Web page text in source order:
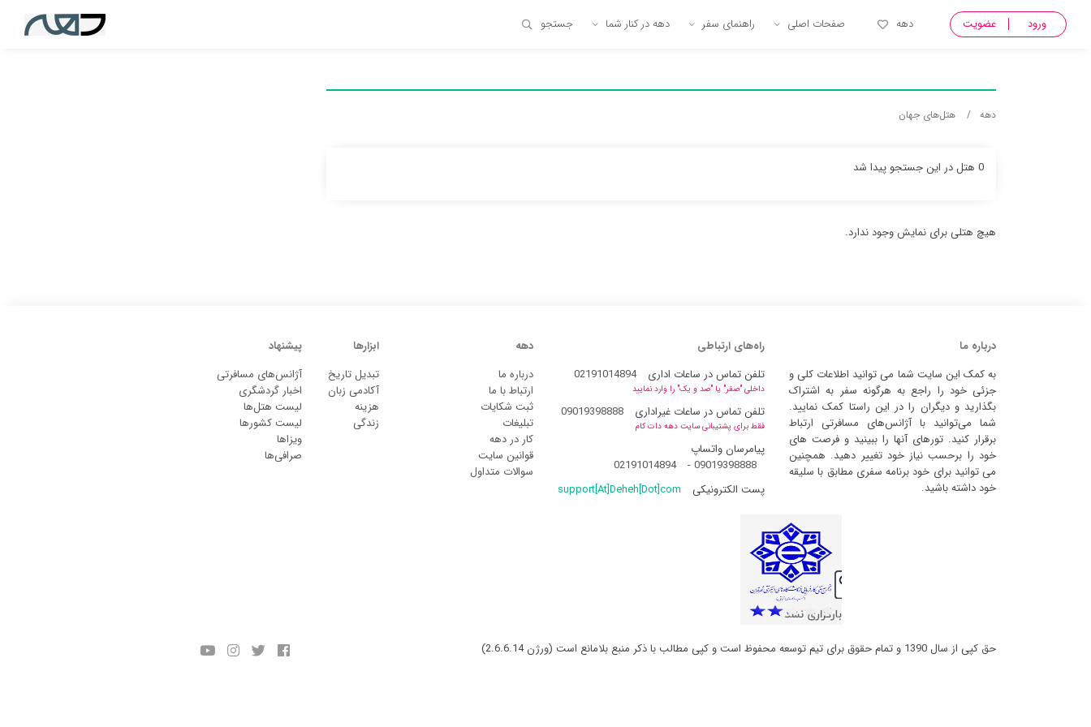
ورود عضویت دهه صفحات اصلی راهنمای سفر دهه در کنار شما جستجو
دهه هتل‌های جهان
0 هتل در این جستجو پیدا شد
هیچ هتلی برای نمایش وجود ندارد.
درباره ما
به کمک این سایت شما می توانید اطلاعات کلی و
جزئی خود را راجع به هرگونه سفر به اشتراک
بگذارید و دیگران را در این راستا کمک نمایید.
شما می‌توانید با آژانس‌های مسافرتی ارتباط
برقرار کنید. تورهای آنها را ببینید و فرصت های
خود را برحسب نیاز خود تغییر دهید. همچنین
می توانید برای خود برنامه سفری مطابق با سلیقه
خود داشته باشید.
راه‌های ارتباطی
تلفن تماس در ساعات اداری
02191014894
داخلی "صفر" یا "صد و یک" را وارد نمایید
تلفن تماس در ساعات غیراداری 09019398888
فقط برای پشتیبانی سایت دهه دات کام
پیامرسان واتساپ
09019398888
-
02191014894
پست الکترونیکی
support[At]Deheh[Dot]com
دهه
درباره ما
ارتباط با ما
ثبت شکایات
تبلیغات
کار در دهه
قوانین سایت
سوالات متداول
ابزارها
تبدیل تاریخ
آکادمی زبان
هزینه
زندگی
پیشنهاد
آژانس‌های مسافرتی
اخبار گردشگری
لیست هتل‌ها
لیست کشورها
ویزاها
صرافی‌ها
حق کپی از سال 1390 و تمام حقوق برای تیم توسعه محفوظ است و کپی مطالب با ذکر منبع بلامانع است (ورژن 2.6.6.14)